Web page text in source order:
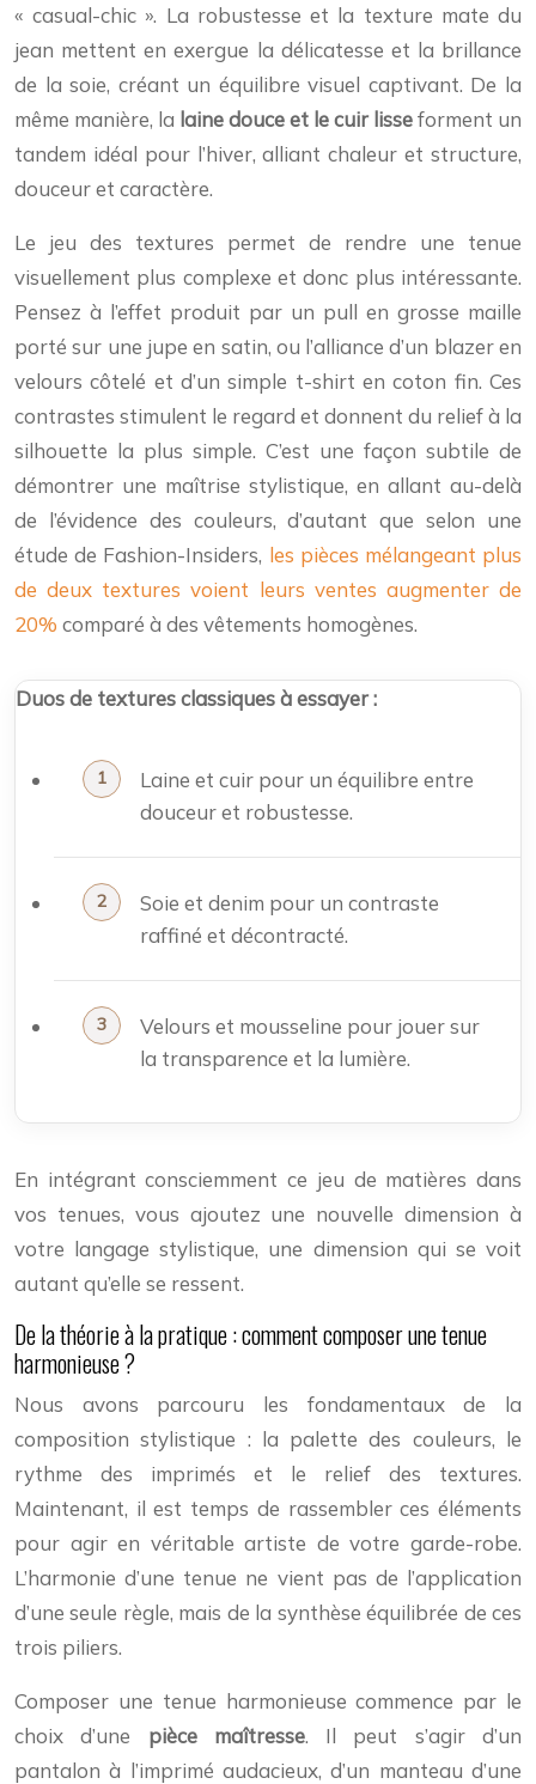
« casual-chic ». La robustesse et la texture mate du
jean mettent en exergue la délicatesse et la brillance
de la soie, créant un équilibre visuel captivant. De la
même manière, la laine douce et le cuir lisseforment un
tandem idéal pour l’hiver, alliant chaleur et structure,
douceur et caractère.
Le jeu des textures permet de rendre une tenue
visuellement plus complexe et donc plus intéressante.
Pensez à l’effet produit par un pull en grosse maille
porté sur une jupe en satin, ou l’alliance d’un blazer en
velours côtelé et d’un simple t-shirt en coton fin. Ces
contrastes stimulent le regard et donnent du relief à la
silhouette la plus simple. C’est une façon subtile de
démontrer une maîtrise stylistique, en allant au-delà
de l’évidence des couleurs, d’autant que selon une
étude de Fashion-Insiders, les pièces mélangeant plus
de deux textures voient leurs ventes augmenter de
20% comparé à des vêtements homogènes.
Duos de textures classiques à essayer :
Laine et cuir pour un équilibre entre
douceur et robustesse.
Soie et denim pour un contraste
raffiné et décontracté.
Velours et mousseline pour jouer sur
la transparence et la lumière.
En intégrant consciemment ce jeu de matières dans
vos tenues, vous ajoutez une nouvelle dimension à
votre langage stylistique, une dimension qui se voit
autant qu’elle se ressent.
De la théorie à la pratique : comment composer une tenue
harmonieuse ?
Nous avons parcouru les fondamentaux de la
composition stylistique : la palette des couleurs, le
rythme des imprimés et le relief des textures.
Maintenant, il est temps de rassembler ces éléments
pour agir en véritable artiste de votre garde-robe.
L’harmonie d’une tenue ne vient pas de l’application
d’une seule règle, mais de la synthèse équilibrée de ces
trois piliers.
Composer une tenue harmonieuse commence par le
choix d’une pièce maîtresse. Il peut s’agir d’un
pantalon à l’imprimé audacieux, d’un manteau d’une